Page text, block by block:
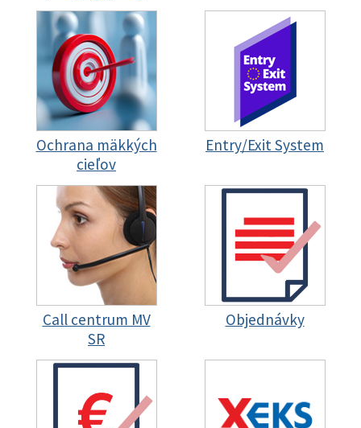
Ochrana mäkkých
cieľov
Entry/Exit System
Call centrum MV
SR
Objednávky